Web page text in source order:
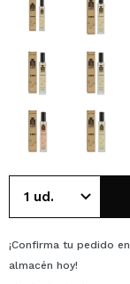
¡Confirma tu pedido en
almacén hoy!